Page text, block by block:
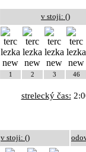
v stoji: ()
1 2 3 46
strelecký čas:
v stoji: ()